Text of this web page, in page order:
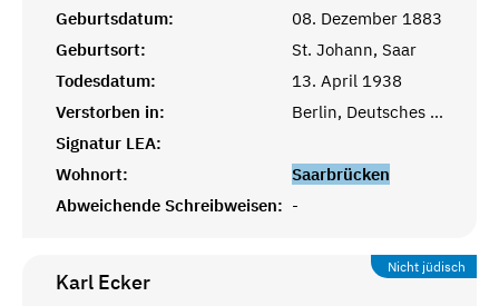
Geburtsdatum:
08. Dezember 1883
Geburtsort:
St. Johann, Saar
Todesdatum:
13. April 1938
Verstorben in:
Berlin, Deutsches Reich
Signatur LEA:
Wohnort:
Saarbrücken
Abweichende Schreibweisen: -
Nicht jüdisch
Karl Ecker